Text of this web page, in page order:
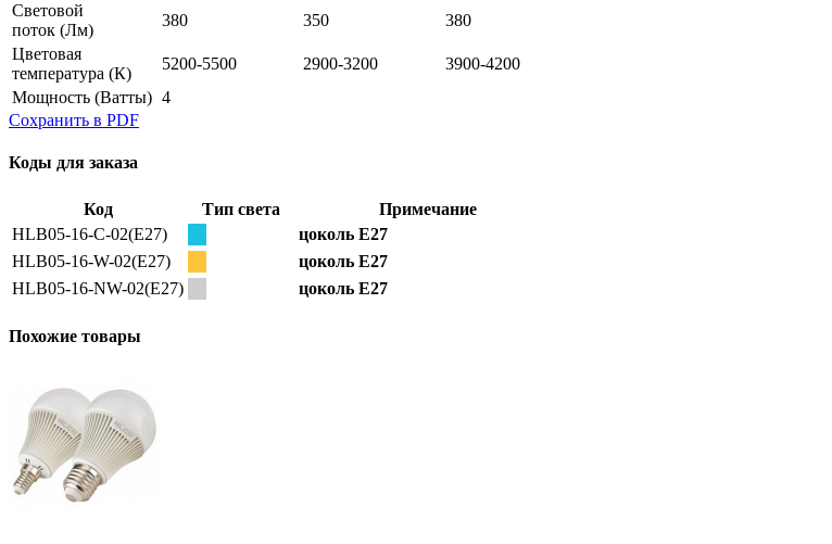
Световой
поток (Лм)
380 350
380
Цветовая
температура (К)
5200-5500 2900-3200
3900-4200
Мощность (Ватты) 4
Сохранить в PDF
Коды для заказа
Код Тип света
Примечание
HLB05-16-C-02(E27)
цоколь E27
HLB05-16-W-02(E27)
цоколь E27
HLB05-16-NW-02(E27)
цоколь E27
Похожие товары